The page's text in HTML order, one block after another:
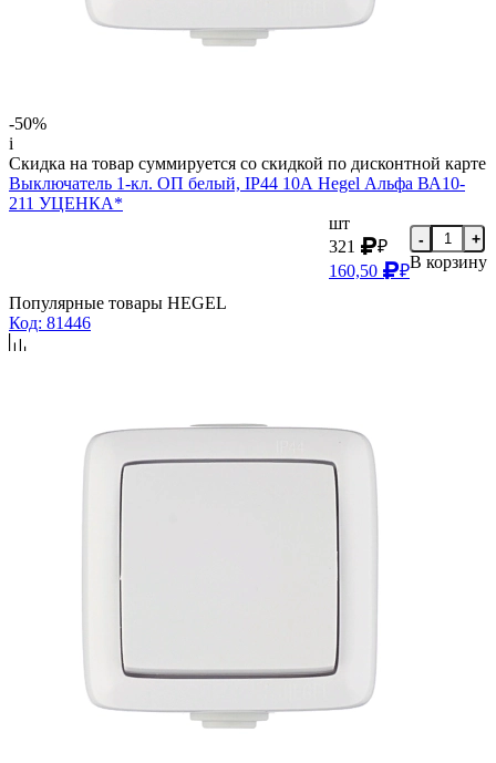
-50%
i
Скидка на товар суммируется со скидкой по дисконтной карте
Выключатель 1-кл. ОП белый, IP44 10А Hegel Альфа ВА10-
211 УЦЕНКА*
шт
321
₽
160,50
₽
- +
В корзину
Популярные товары HEGEL
Код: 81446